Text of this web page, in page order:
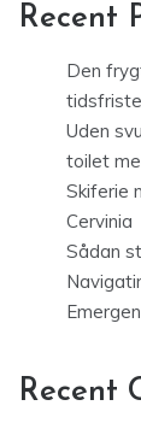
Recent
Den
Uden
toilet
Skiferie
Cervinia
Sådan
Recent